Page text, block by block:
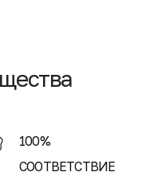
100%
СООТВЕТСТВИЕ